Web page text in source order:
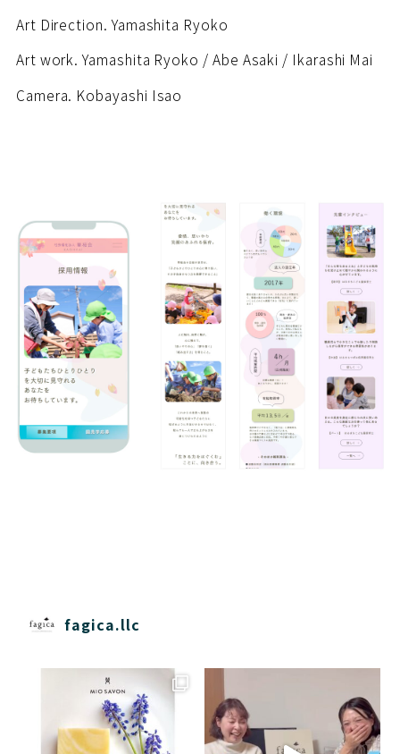
Art Direction. Yamashita Ryoko
Art work. Yamashita Ryoko / Abe Asaki / Ikarashi Mai
Camera. Kobayashi Isao
fagica.llc